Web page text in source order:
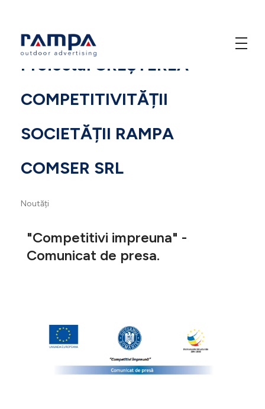
Rampa Design
Proiectul CREȘTEREA
COMPETITIVITĂȚII
SOCIETĂȚII RAMPA
COMSER SRL
Noutăți
"Competitivi impreuna" -
Comunicat de presa.